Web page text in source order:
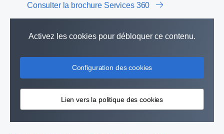
Consulter la brochure Services 360
Activez les cookies pour débloquer ce contenu.
Configuration des cookies
Lien vers la politique des cookies